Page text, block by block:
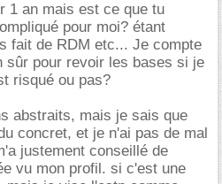
1 an mais est ce que tu
pour moi? étant
fait de RDM etc... Je compte
sûr pour revoir les bases si je
risqué ou pas?
abstraits, mais je sais que
concret, et je n'ai pas de mal
justement conseillé de
vu mon profil. si c'est une